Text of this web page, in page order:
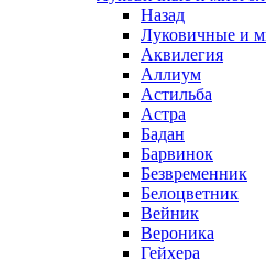
Назад
Луковичные и
Аквилегия
Аллиум
Астильба
Астра
Бадан
Барвинок
Безвременник
Белоцветник
Вейник
Вероника
Гейхера